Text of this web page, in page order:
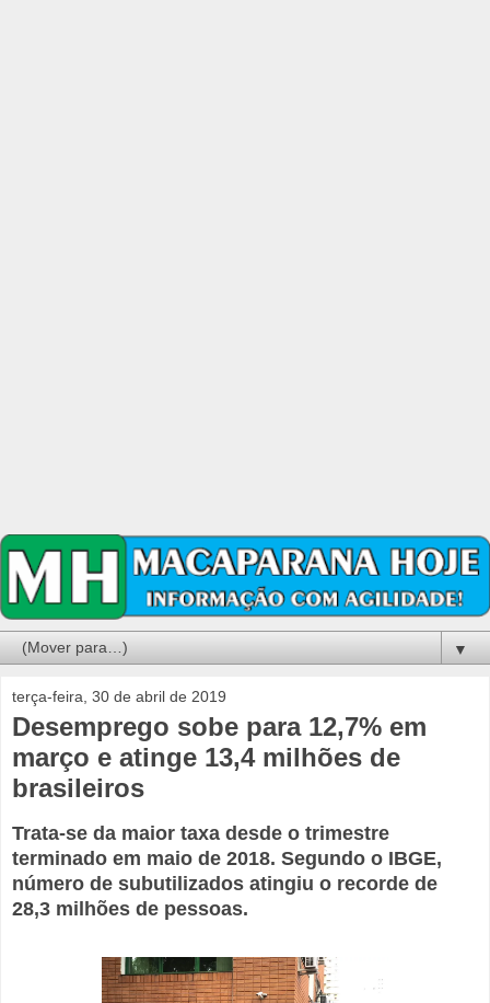
▼
terça-feira, 30 de abril de 2019
Desemprego sobe para 12,7% em
março e atinge 13,4 milhões de
brasileiros
Trata-se da maior taxa desde o trimestre
terminado em maio de 2018. Segundo o IBGE,
número de subutilizados atingiu o recorde de
28,3 milhões de pessoas.